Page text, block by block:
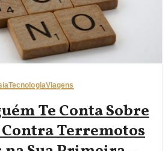
TecnologiaViagens
Te Conta Sobre
Contra Terremotos